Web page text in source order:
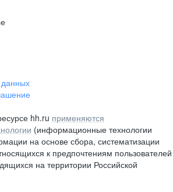
hh.ru применяются
(информационные технологии
на основе сбора, систематизации
к предпочтениям пользователей
на территории Российской